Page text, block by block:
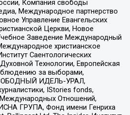
Компания свободы
Международное партнерство
Управление Евангельских
Церкви, Новое
Заведение Международный
христианское
Саентологических
Технологии, Европейская
за выборами,
ИДЕЛЬ-УРАЛ,
IStories fonds,
Отношений,
ГРУПА, Фонд имени Генриха